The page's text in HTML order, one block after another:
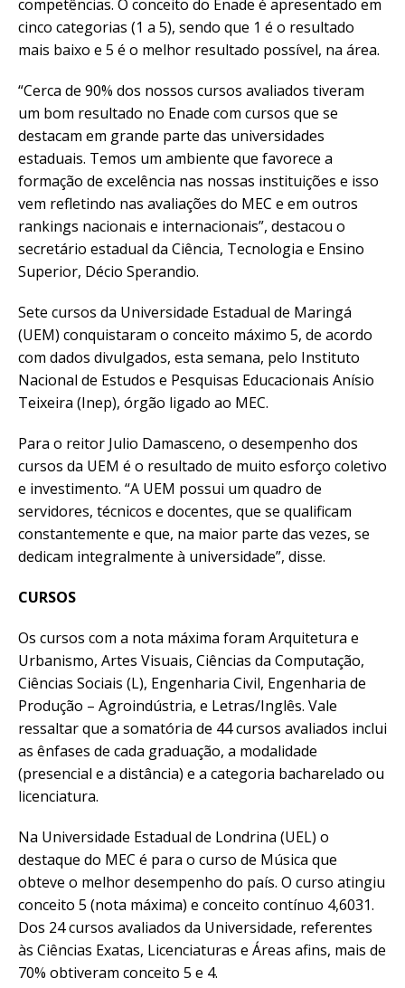
competências. O conceito do Enade é apresentado em
cinco categorias (1 a 5), sendo que 1 é o resultado
mais baixo e 5 é o melhor resultado possível, na área.
“Cerca de 90% dos nossos cursos avaliados tiveram
um bom resultado no Enade com cursos que se
destacam em grande parte das universidades
estaduais. Temos um ambiente que favorece a
formação de excelência nas nossas instituições e isso
vem refletindo nas avaliações do MEC e em outros
rankings nacionais e internacionais”, destacou o
secretário estadual da Ciência, Tecnologia e Ensino
Superior, Décio Sperandio.
Sete cursos da Universidade Estadual de Maringá
(UEM) conquistaram o conceito máximo 5, de acordo
com dados divulgados, esta semana, pelo Instituto
Nacional de Estudos e Pesquisas Educacionais Anísio
Teixeira (Inep), órgão ligado ao MEC.
Para o reitor Julio Damasceno, o desempenho dos
cursos da UEM é o resultado de muito esforço coletivo
e investimento. “A UEM possui um quadro de
servidores, técnicos e docentes, que se qualificam
constantemente e que, na maior parte das vezes, se
dedicam integralmente à universidade”, disse.
CURSOS
Os cursos com a nota máxima foram Arquitetura e
Urbanismo, Artes Visuais, Ciências da Computação,
Ciências Sociais (L), Engenharia Civil, Engenharia de
Produção – Agroindústria, e Letras/Inglês. Vale
ressaltar que a somatória de 44 cursos avaliados inclui
as ênfases de cada graduação, a modalidade
(presencial e a distância) e a categoria bacharelado ou
licenciatura.
Na Universidade Estadual de Londrina (UEL) o
destaque do MEC é para o curso de Música que
obteve o melhor desempenho do país. O curso atingiu
conceito 5 (nota máxima) e conceito contínuo 4,6031.
Dos 24 cursos avaliados da Universidade, referentes
às Ciências Exatas, Licenciaturas e Áreas afins, mais de
70% obtiveram conceito 5 e 4.